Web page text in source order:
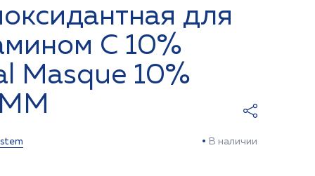
для
С 10%
Masque 10%
В наличии